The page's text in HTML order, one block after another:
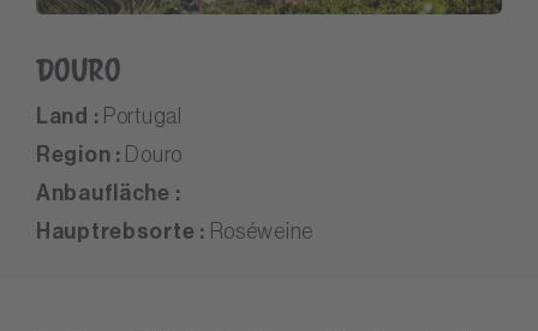
Douro
Land : Portugal
Region : Douro
Anbaufläche :
Hauptrebsorte : Roséweine